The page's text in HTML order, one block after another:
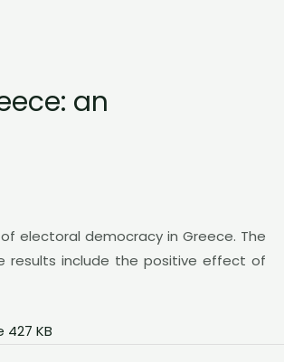
an
electoral democracy in Greece. The
results include the positive effect of
KB